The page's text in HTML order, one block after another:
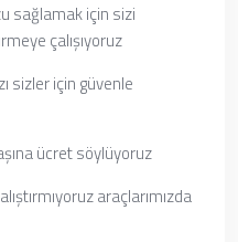
sağlamak için sizi
çalışıyoruz
sizler için güvenle
ücret söylüyoruz
araçlarımızda